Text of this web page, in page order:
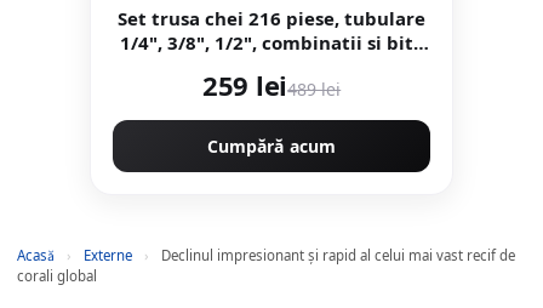
Set trusa chei 216 piese, tubulare
1/4", 3/8", 1/2", combinatii si biti,
259 lei489 lei
Cumpără acum
Acasă › Externe ›
Declinul impresionant şi rapid al celui mai vast recif de
corali global